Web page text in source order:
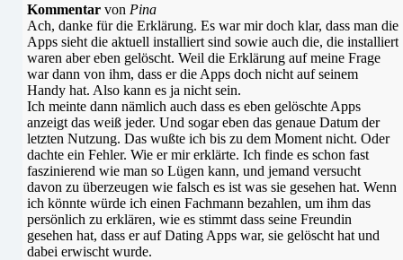
Kommentar von Pina
Ach, danke für die Erklärung. Es war mir doch klar, dass man die
Apps sieht die aktuell installiert sind sowie auch die, die installiert
waren aber eben gelöscht. Weil die Erklärung auf meine Frage
war dann von ihm, dass er die Apps doch nicht auf seinem
Handy hat. Also kann es ja nicht sein.
Ich meinte dann nämlich auch dass es eben gelöschte Apps
anzeigt das weiß jeder. Und sogar eben das genaue Datum der
letzten Nutzung. Das wußte ich bis zu dem Moment nicht. Oder
dachte ein Fehler. Wie er mir erklärte. Ich finde es schon fast
faszinierend wie man so Lügen kann, und jemand versucht
davon zu überzeugen wie falsch es ist was sie gesehen hat. Wenn
ich könnte würde ich einen Fachmann bezahlen, um ihm das
persönlich zu erklären, wie es stimmt dass seine Freundin
gesehen hat, dass er auf Dating Apps war, sie gelöscht hat und
dabei erwischt wurde.